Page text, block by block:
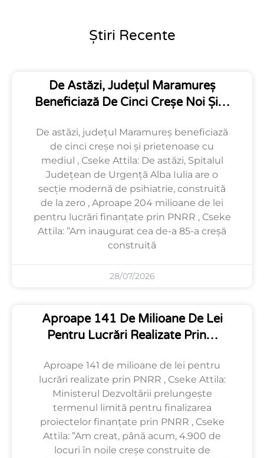
Știri Recente
De Astăzi, Județul Maramureș
Beneficiază De Cinci Creșe Noi Și…
De astăzi, județul Maramureș beneficiază
de cinci creșe noi și prietenoase cu
mediul , Cseke Attila: De astăzi, Spitalul
Județean de Urgență Alba Iulia are o
secție modernă de psihiatrie, construită
de la zero , Aproape 204 milioane de lei
pentru lucrări finanțate prin PNRR , Cseke
Attila: ”Am inaugurat cea de-a 85-a creșă
construită
28/07/2026
Aproape 141 De Milioane De Lei
Pentru Lucrări Realizate Prin…
Aproape 141 de milioane de lei pentru
lucrări realizate prin PNRR , Cseke Attila:
Ministerul Dezvoltării prelungește
termenul limită pentru finalizarea
proiectelor finanțate prin PNRR , Cseke
Attila: ”Am creat, până acum, 4.900 de
locuri în noile creșe construite de